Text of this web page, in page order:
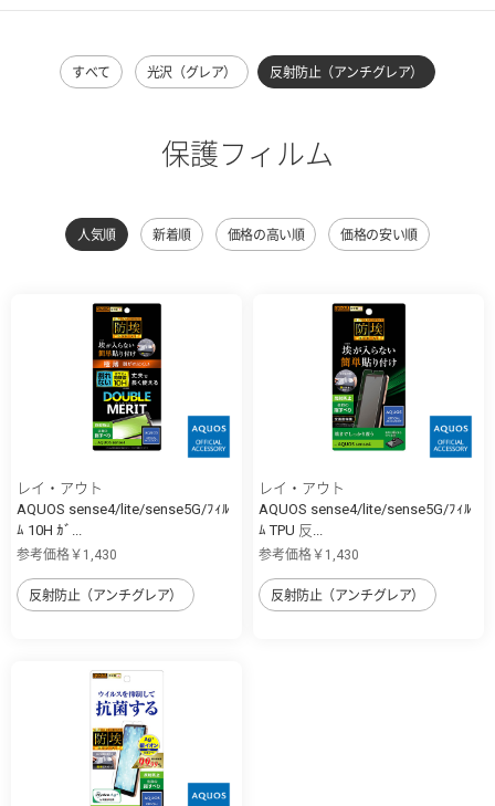
すべて 光沢（グレア） 反射防止（アンチグレア）
保護フィルム
人気順 新着順 価格の高い順 価格の安い順
レイ・アウト
AQUOS sense4/lite/sense5G/ﾌｨﾙ
ﾑ 10H ｶﾞ...
参考価格￥1,430
反射防止（アンチグレア）
レイ・アウト
AQUOS sense4/lite/sense5G/ﾌｨﾙ
ﾑ TPU 反...
参考価格￥1,430
反射防止（アンチグレア）